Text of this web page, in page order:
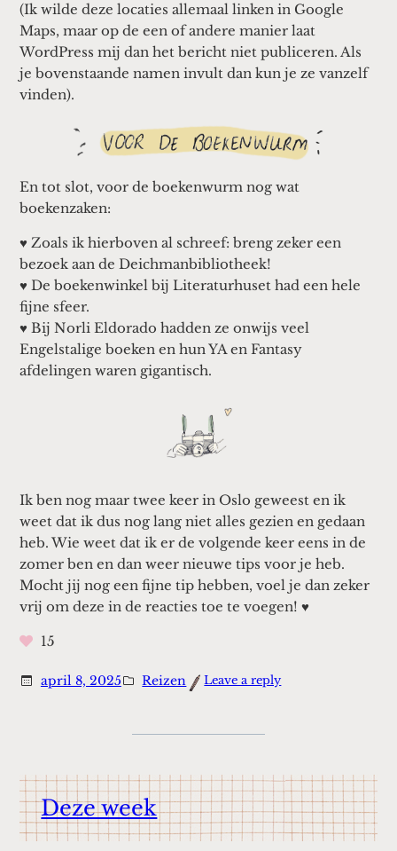
(Ik wilde deze locaties allemaal linken in Google
Maps, maar op de een of andere manier laat
WordPress mij dan het bericht niet publiceren. Als
je bovenstaande namen invult dan kun je ze vanzelf
vinden).
En tot slot, voor de boekenwurm nog wat
boekenzaken:
♥ Zoals ik hierboven al schreef: breng zeker een
bezoek aan de Deichmanbibliotheek!
♥ De boekenwinkel bij Literaturhuset had een hele
fijne sfeer.
♥ Bij Norli Eldorado hadden ze onwijs veel
Engelstalige boeken en hun YA en Fantasy
afdelingen waren gigantisch.
Ik ben nog maar twee keer in Oslo geweest en ik
weet dat ik dus nog lang niet alles gezien en gedaan
heb. Wie weet dat ik er de volgende keer eens in de
zomer ben en dan weer nieuwe tips voor je heb.
Mocht jij nog een fijne tip hebben, voel je dan zeker
vrij om deze in de reacties toe te voegen! ♥
15
april 8, 2025 Reizen Leave a reply:
Deze week